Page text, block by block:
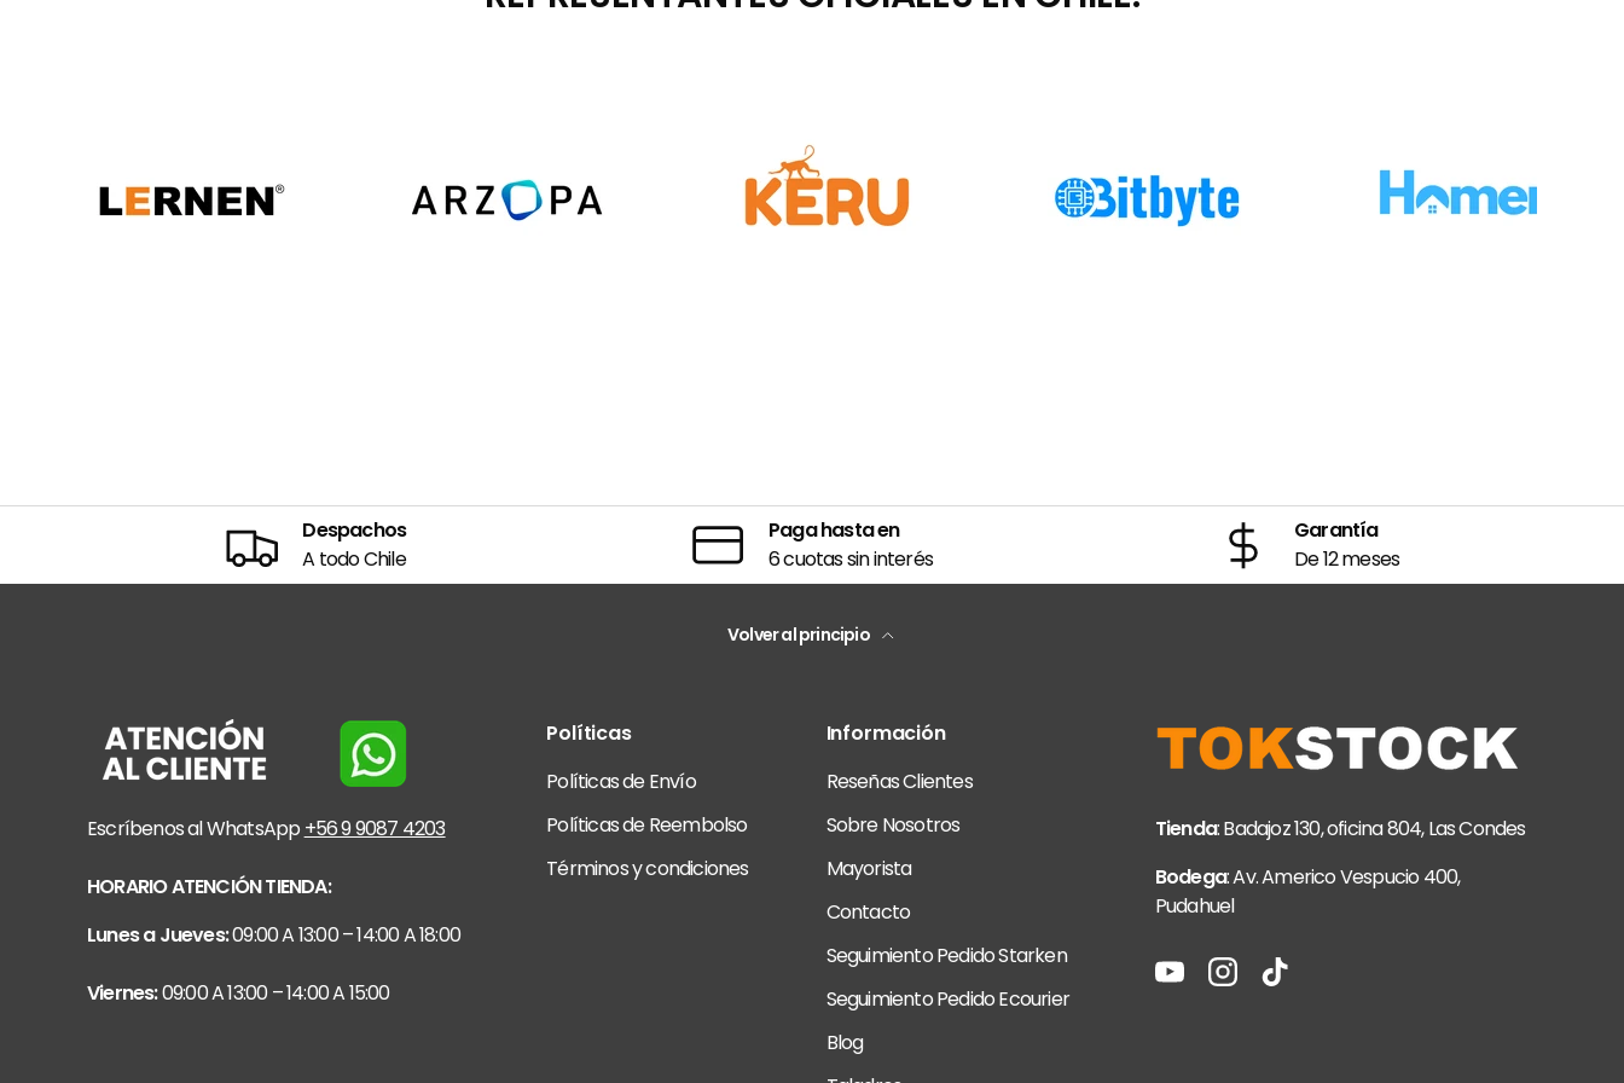
Despachos
A todo Chile
Paga hasta en
6 cuotas sin interés
Garantía
De 12 meses
Volver al principio
Escríbenos al WhatsApp +56 9 9087 4203
HORARIO ATENCIÓN TIENDA:
Lunes a Jueves:09:00 A 13:00 – 14:00 A 18:00
Viernes:09:00 A 13:00 – 14:00 A 15:00
Políticas
Políticas de Envío
Políticas de Reembolso
Términos y condiciones
Información
Reseñas Clientes
Sobre Nosotros
Mayorista
Contacto
Seguimiento Pedido Starken
Seguimiento Pedido Ecourier
Blog
Tienda: Badajoz 130, oficina 804, Las Condes
Bodega: Av. Americo Vespucio 400,
Pudahuel
YouTubeInstagramTikTok